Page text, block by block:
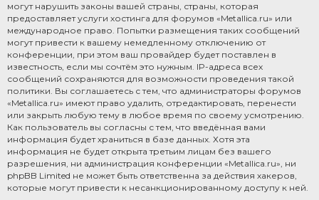
могут нарушить законы вашей страны, страны, которая
предоставляет услуги хостинга для форумов «Metallica.ru» или
международное право. Попытки размещения таких сообщений
могут привести к вашему немедленному отключению от
конференции, при этом ваш провайдер будет поставлен в
известность, если мы сочтём это нужным. IP-адреса всех
сообщений сохраняются для возможности проведения такой
политики. Вы соглашаетесь с тем, что администраторы форумов
«Metallica.ru» имеют право удалить, отредактировать, перенести
или закрыть любую тему в любое время по своему усмотрению.
Как пользователь вы согласны с тем, что введённая вами
информация будет храниться в базе данных. Хотя эта
информация не будет открыта третьим лицам без вашего
разрешения, ни администрация конференции «Metallica.ru», ни
phpBB Limited не может быть ответственна за действия хакеров,
которые могут привести к несанкционированному доступу к ней.